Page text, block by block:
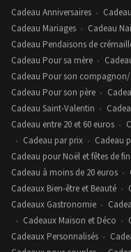
Cadeau Anniversaires •
Cadeau Mariages • Cadeau
Cadeau Pendaisons de
Cadeau Pour sa mère •
Cadeau Pour son
Cadeau Pour son père •
Cadeau Saint-Valentin •
Cadeau entre 20 et 60 euros •
• Cadeau par prix • Cadeau
Cadeau pour Noël et fêtes de
Cadeau à moins de 20 euros •
Cadeaux Bien-être et Beauté •
Cadeaux Gastronomie •
• Cadeaux Maison et Déco •
Cadeaux Personnalisés •